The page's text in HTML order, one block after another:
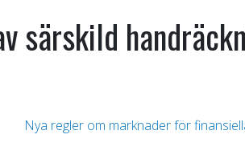
särskild
Nya regler om marknader för